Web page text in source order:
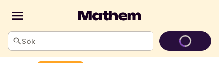
Sök